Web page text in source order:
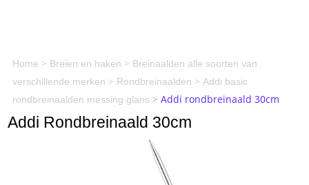
Home > Breien en haken > Breinaalden alle soorten van
verschillende merken > Rondbreinaalden >Addi basic
rondbreinaalden messing glans > Addi rondbreinaald 30cm
Addi Rondbreinaald 30cm